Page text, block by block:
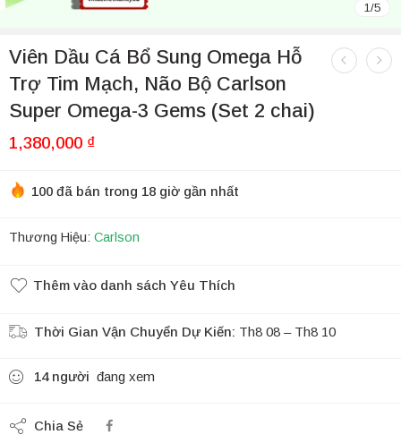
1/5
Viên Dầu Cá Bổ Sung Omega Hỗ
Trợ Tim Mạch, Não Bộ Carlson
Super Omega-3 Gems (Set 2 chai)
1,380,000 ₫
100 đã bán trong 18 giờ gần nhất
Thương Hiệu: Carlson
Thêm vào danh sách Yêu Thích
Thời Gian Vận Chuyển Dự Kiến: Th8 08 – Th8 10
14 người đang xem
Chia Sẻ